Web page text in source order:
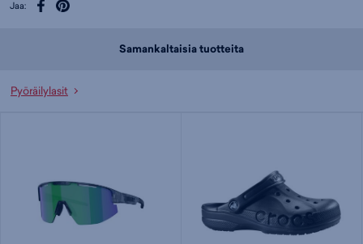
Jaa:
Samankaltaisia tuotteita
Pyöräilylasit